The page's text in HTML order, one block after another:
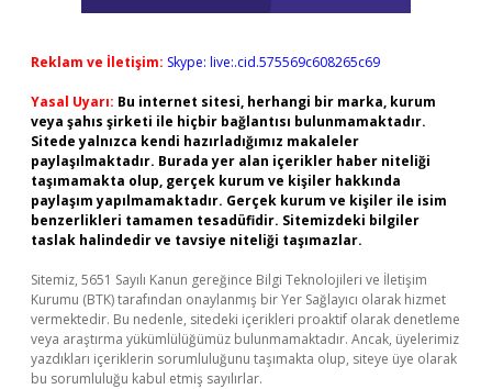
Reklam ve İletişim: Skype: live:.cid.575569c608265c69
Yasal Uyarı: Bu internet sitesi, herhangi bir marka, kurum
veya şahıs şirketi ile hiçbir bağlantısı bulunmamaktadır.
Sitede yalnızca kendi hazırladığımız makaleler
paylaşılmaktadır. Burada yer alan içerikler haber niteliği
taşımamakta olup, gerçek kurum ve kişiler hakkında
paylaşım yapılmamaktadır. Gerçek kurum ve kişiler ile isim
benzerlikleri tamamen tesadüfidir. Sitemizdeki bilgiler
taslak halindedir ve tavsiye niteliği taşımazlar.
Sitemiz, 5651 Sayılı Kanun gereğince Bilgi Teknolojileri ve İletişim
Kurumu (BTK) tarafından onaylanmış bir Yer Sağlayıcı olarak hizmet
vermektedir. Bu nedenle, sitedeki içerikleri proaktif olarak denetleme
veya araştırma yükümlülüğümüz bulunmamaktadır. Ancak, üyelerimiz
yazdıkları içeriklerin sorumluluğunu taşımakta olup, siteye üye olarak
bu sorumluluğu kabul etmiş sayılırlar.